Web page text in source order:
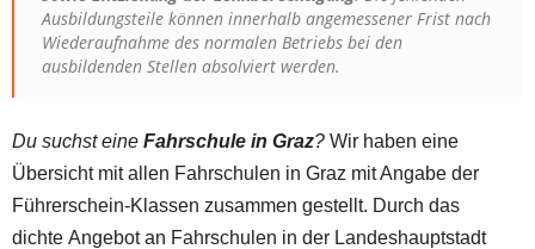
Ausbildungsteile können innerhalb angemessener Frist nach
Wiederaufnahme des normalen Betriebs bei den
ausbildenden Stellen absolviert werden.
Du suchst eine Fahrschule in Graz? Wir haben eine
Übersicht mit allen Fahrschulen in Graz mit Angabe der
Führerschein-Klassen zusammen gestellt. Durch das
dichte Angebot an Fahrschulen in der Landeshauptstadt